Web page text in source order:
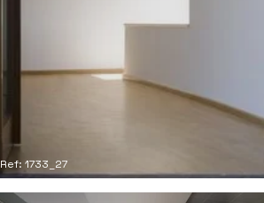
Ref: 1733_27